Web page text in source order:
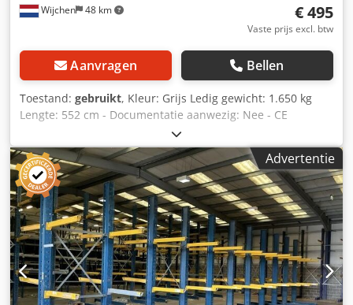
Wijchen 48 km € 495
Vaste prijs excl. btw
Aanvragen Bellen
Toestand: gebruikt, Kleur: Grijs Ledig gewicht: 1.650 kg
Lengte: 552 cm - Documentatie aanwezig: Nee - CE
certificaat aanwezig: Nee - Soort stelling: Dubbel - Aantal
staanders [st.]: 11 - Aantal liggers [st.]: 66 -
Draagvermogen per staander totaal [kg]: 6000 -
Draagvermogen per ligger [kg]: 1000 - Arm lengte [mm]:
1220 - Hoogte staander [mm]: 5520 - Lengte voet [mm]:
1220 - Breedte tussen staanders [mm]: 1500 -
Transportgewicht [kg]: 1650kg Financiële informatie BTW:
De getoonde prijs is exclusief BTW BTW/marge: BTW
verrekenbaar voor ondernemers Cedpfx Adeza Tc Dsreha
Levering en inruil altijd mogelijk van alles in de industriële
sectoren Tess van den Boom
Advertentie